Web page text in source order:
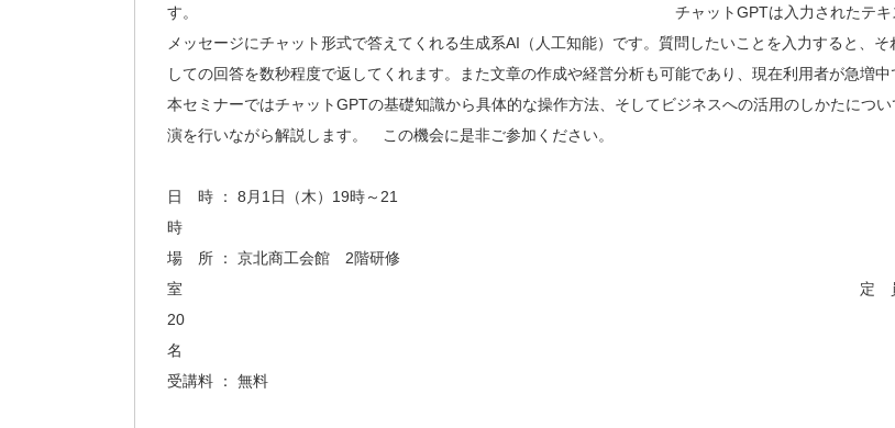
す。 チャットGPTは入力されたテキス
メッセージにチャット形式で答えてくれる生成系AI（人工知能）です。質問したいことを入力すると、そ
しての回答を数秒程度で返してくれます。また文章の作成や経営分析も可能であり、現在利用者が急増中
本セミナーではチャットGPTの基礎知識から具体的な操作方法、そしてビジネスへの活用のしかたについ
演を行いながら解説します。 この機会に是非ご参加ください。
日 時 ： 8月1日（木）19時～21
場 所 ： 京北商工会館 2階研修
室 定 員
20
受講料 ： 無料